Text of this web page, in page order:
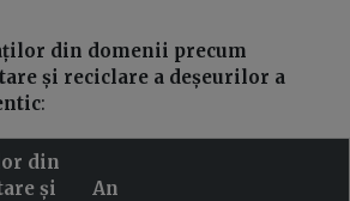
din domenii precum
și reciclare a deșeurilor a
:
din
și
An